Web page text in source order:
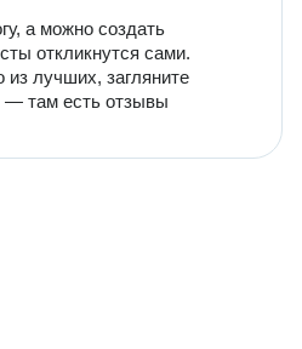
а можно создать
откликнутся сами.
лучших, загляните
— там есть отзывы